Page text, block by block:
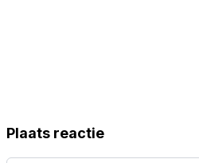
Plaats reactie